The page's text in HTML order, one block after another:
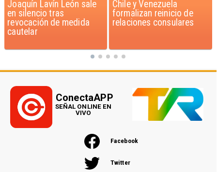
Chile y Venezuela
formalizan reinicio de
relaciones consulares
Feriantes rechazan
dichos de Camila Flores
sobre Fabiola Campillai
Facebook
Twitter
ConectaAPP
SEÑAL ONLINE EN
VIVO